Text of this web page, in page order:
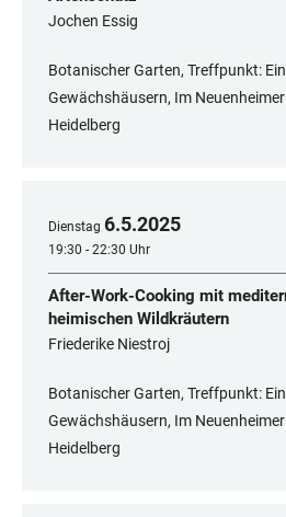
Jochen Essig
Botanischer Garten, Treffpunkt:
Gewächshäusern, Im
Heidelberg
Dienstag 6.5.2025
19:30 - 22:30 Uhr
After-Work-Cooking mit
heimischen Wildkräutern
Friederike Niestroj
Botanischer Garten, Treffpunkt:
Gewächshäusern, Im
Heidelberg